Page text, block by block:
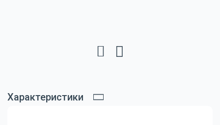
Характеристики